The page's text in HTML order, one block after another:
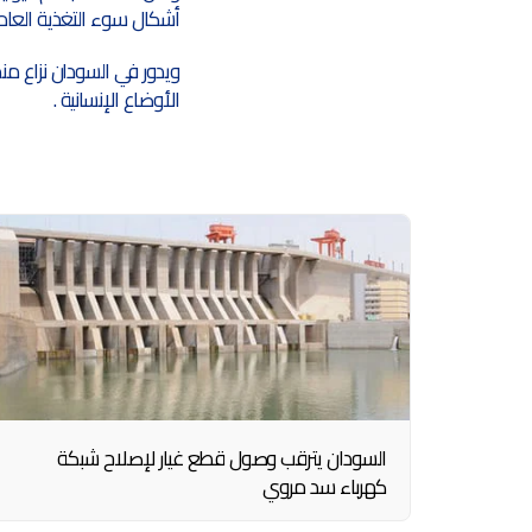
أشكال سوء التغذية
ويدور في السودان نزاع
الأوضاع الإنسانية .
السودان يترقب وصول قطع غيار لإصلاح شبكة
كهرباء سد مروي